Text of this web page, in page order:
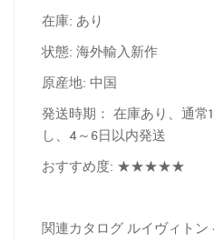
在庫: あり
状態: 海外輸入新作
原産地: 中国
発送時期： 在庫あり、通常
し、4～6日以内発送
おすすめ度: ★★★★★
関連カタログ ルイヴィトン